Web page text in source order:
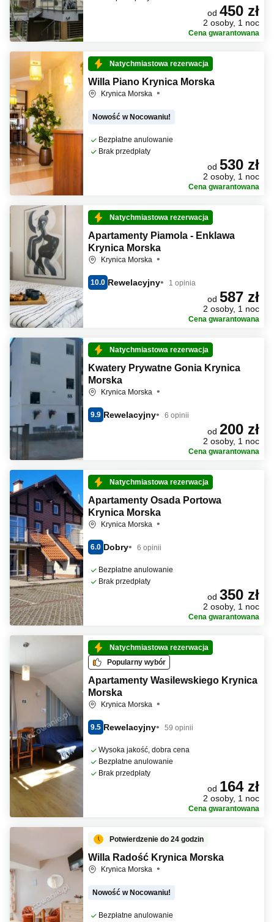
od 450 zł
2 osoby, 1 noc
Cena gwarantowana
Natychmiastowa rezerwacja
Willa Piano Krynica Morska
Krynica Morska
Nowość w Nocowaniu!
Bezpłatne anulowanie
Brak przedpłaty
od 530 zł
2 osoby, 1 noc
Cena gwarantowana
Natychmiastowa rezerwacja
Apartamenty Piamola - Enklawa
Krynica Morska
Krynica Morska
10.0 Rewelacyjny 1 opinia
od 587 zł
2 osoby, 1 noc
Cena gwarantowana
Natychmiastowa rezerwacja
Kwatery Prywatne Gonia Krynica
Morska
Krynica Morska
9.9 Rewelacyjny 6 opinii
od 200 zł
2 osoby, 1 noc
Cena gwarantowana
Natychmiastowa rezerwacja
Apartamenty Osada Portowa
Krynica Morska
Krynica Morska
6.0 Dobry 6 opinii
Bezpłatne anulowanie
Brak przedpłaty
od 350 zł
2 osoby, 1 noc
Cena gwarantowana
Natychmiastowa rezerwacja
Popularny wybór
Apartamenty Wasilewskiego Krynica
Morska
Krynica Morska
9.5 Rewelacyjny 59 opinii
Wysoka jakość, dobra cena
Bezpłatne anulowanie
Brak przedpłaty
od 164 zł
2 osoby, 1 noc
Cena gwarantowana
Potwierdzenie do 24 godzin
Willa Radość Krynica Morska
Krynica Morska
Nowość w Nocowaniu!
Bezpłatne anulowanie